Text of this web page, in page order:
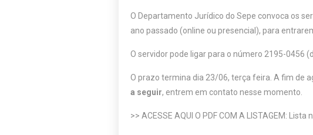
O Departamento Jurídico do Sepe convoca os
ano passado (online ou presencial), para
O servidor pode ligar para o número 2195-0456
O prazo termina dia 23/06, terça feira. A fim de
a seguir, entrem em contato nesse momento.
>> ACESSE AQUI O PDF COM A LISTAGEM: Lista